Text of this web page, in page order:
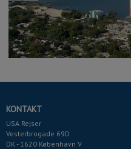
Previous
KONTAKT
USA Rejser
Vesterbrogade 69D
DK - 1620 København V